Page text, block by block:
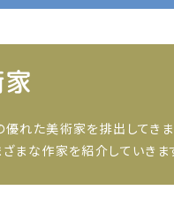
れた美術家を排出してき
まな作家を紹介していきま